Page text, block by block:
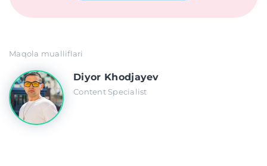
Maqola mualliflari
Diyor Khodjayev
Content Specialist